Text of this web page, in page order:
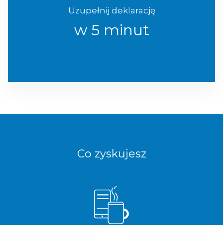
Uzupełnij deklarację
w 5 minut
Co zyskujesz